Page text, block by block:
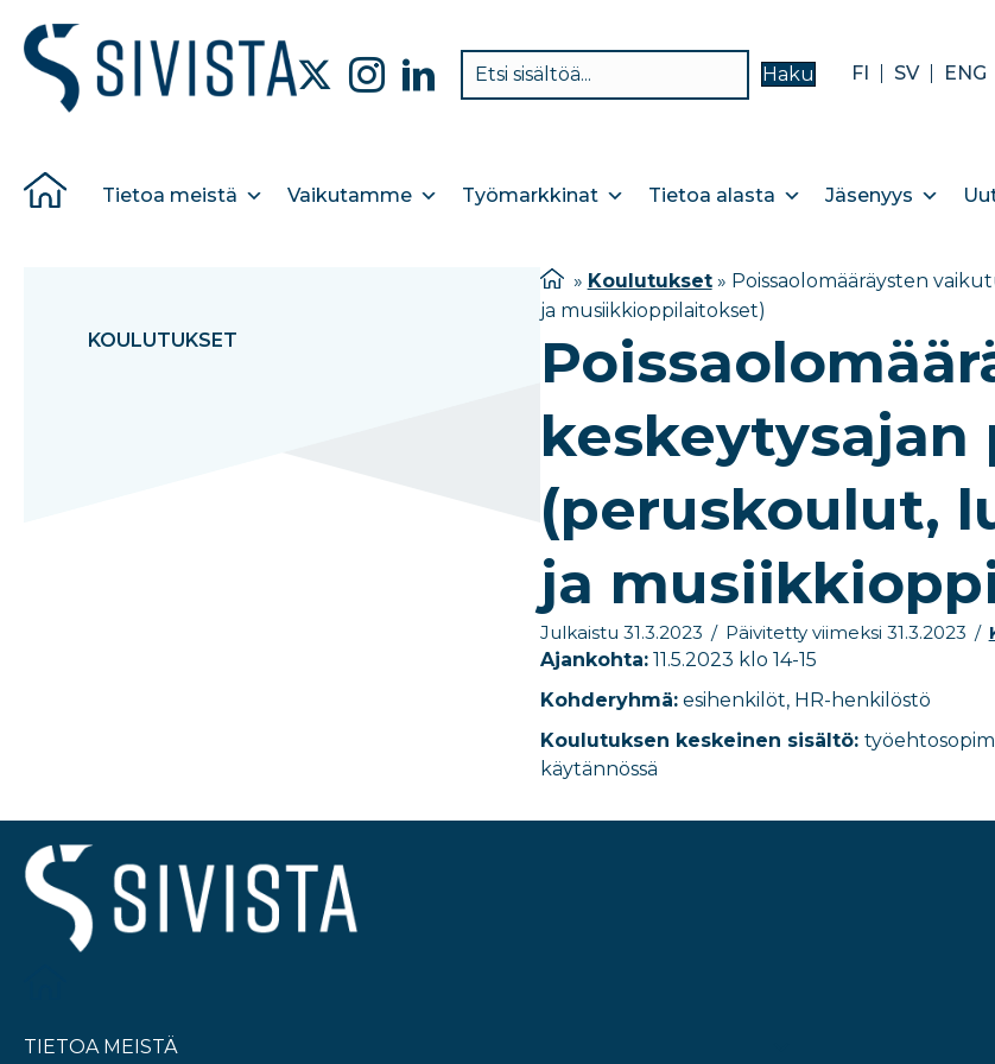
Haku FI SV ENG
Tietoa meistä Vaikutamme Työmarkkinat Tietoa alasta Jäsenyys
KOULUTUKSET
» Koulutukset» Poissaolomääräysten
ja musiikkioppilaitokset)
keskeytysajan
(peruskoulut,
ja
Julkaistu 31.3.2023 / Päivitetty viimeksi 31.3.2023 /
Ajankohta:11.5.2023 klo 14-15
Kohderyhmä:esihenkilöt, HR-henkilöstö
Koulutuksen keskeinen sisältö:
käytännössä
TIETOA MEISTÄ